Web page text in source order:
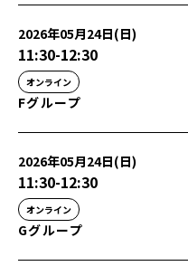
2026年05月24日(日)
11:30-12:30
オンライン
Fグループ
2026年05月24日(日)
11:30-12:30
オンライン
Gグループ